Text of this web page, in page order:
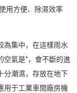
用方便、除濕效率
為集中，在這樣雨水
空氣是*，會不斷的進
分潮濕，存放在地下
用于工業車間廠房機